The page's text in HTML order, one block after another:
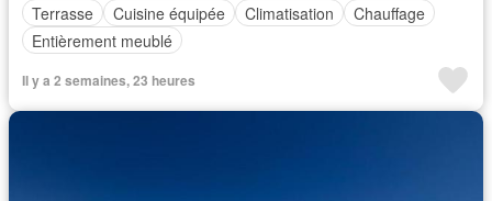
Terrasse
Cuisine équipée Climatisation
Chauffage
Entièrement meublé
Il y a 2 semaines, 23 heures